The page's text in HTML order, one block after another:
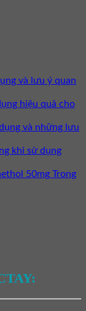
và lưu ý quan
hiệu quả cho
và những lưu
khi sử dụng
50mg Trong